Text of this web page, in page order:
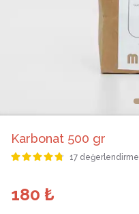
Karbonat 500 gr
17 değerlendirme
180 ₺